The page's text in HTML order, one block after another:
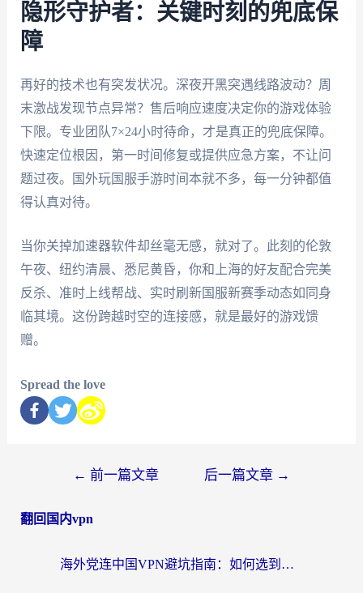
隐形守护者：关键时刻的兜底保
障
再好的技术也有突发状况。深夜开黑突遇线路波动？周
末激战发现节点异常？售后响应速度决定你的游戏体验
下限。专业团队7×24小时待命，才是真正的兜底保障。
快速定位根因，第一时间修复或提供应急方案，不让问
题过夜。国外玩国服手游时间本就不多，每一分钟都值
得认真对待。
当你关掉加速器软件却丝毫无感，就对了。此刻的伦敦
午夜、纽约清晨、悉尼黄昏，你和上海的好友配合完美
反杀、准时上线帮战、实时刷新国服新赛季动态如同身
临其境。这份跨越时空的连接感，就是最好的游戏馈
赠。
Spread the love
← 前一篇文章 后一篇文章 →
翻回国内vpn
海外党连中国VPN避坑指南：如何选到真正能无缝刷国内资源的加速器？